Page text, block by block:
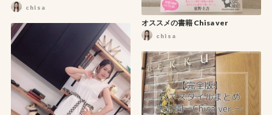
chisa
オススメの書籍 Chisa ver
chisa